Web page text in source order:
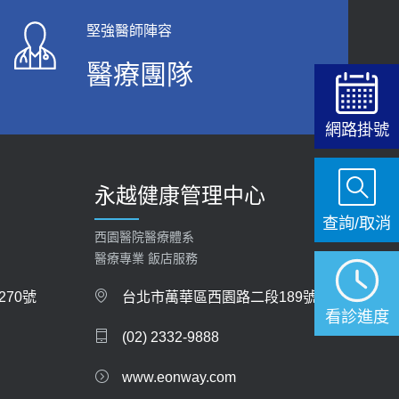
2026-02-06
大吃大喝、肥胖害到膽囊！膽結石、膽息肉如何
堅強醫師陣容
醫療團隊
號
永越健康管理中心
西園醫院醫療體系
醫療專業 飯店服務
台北市萬華區西園路二段189號
(02) 2332-9888
www.eonway.com
網路掛號
看診進度
查詢/取消